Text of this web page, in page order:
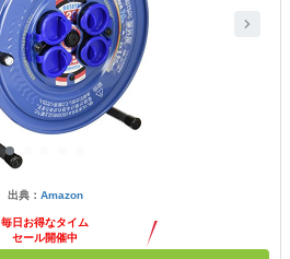
出典： Amazon
毎日お得なタイム
セール開催中